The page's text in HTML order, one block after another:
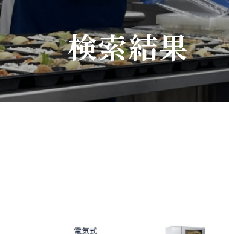
検索結果